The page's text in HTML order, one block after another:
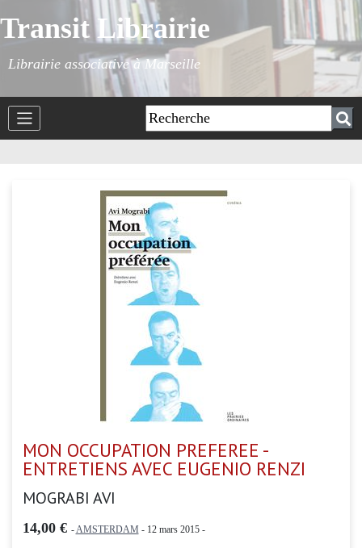
Transit Librairie
Librairie associative à Marseille
MON OCCUPATION PREFEREE -
ENTRETIENS AVEC EUGENIO RENZI
MOGRABI AVI
14,00 € -AMSTERDAM - 12 mars 2015 -